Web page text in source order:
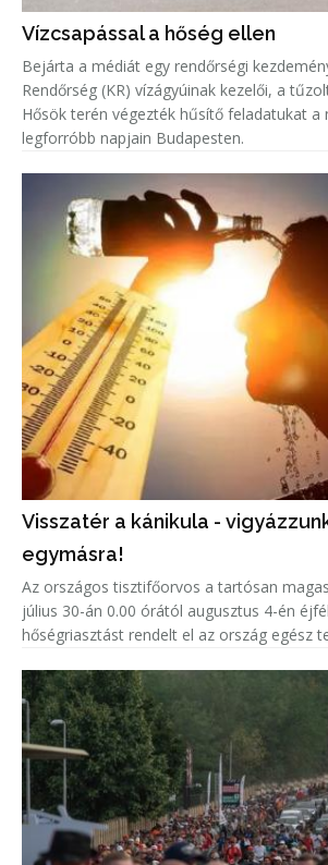
Vízcsapással a hőség ellen
Bejárta a médiát egy rendőrségi
Rendőrség (KR) vízágyúinak kezelői, a
Hősök terén végezték hűsítő feladatukat a
legforróbb napjain Budapesten.
Visszatér a kánikula -
egymásra!
Az országos tisztifőorvos a tartósan
július 30-án 0.00 órától augusztus 4-én
hőségriasztást rendelt el az ország egész